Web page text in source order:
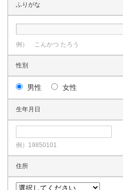
ふりがな
例） こんかつ たろう
性別
男性 女性
生年月日
例）19850101
住所